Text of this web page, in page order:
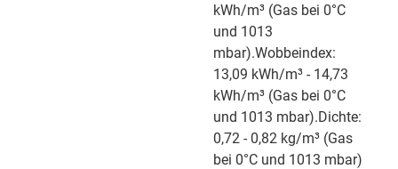
kWh/m³ (Gas bei 0°C
und 1013
mbar).Wobbeindex:
13,09 kWh/m³ - 14,73
kWh/m³ (Gas bei 0°C
und 1013 mbar).Dichte:
0,72 - 0,82 kg/m³ (Gas
bei 0°C und 1013 mbar)